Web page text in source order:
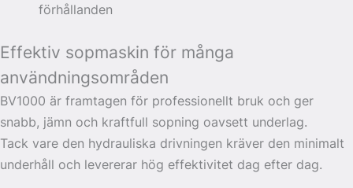
förhållanden
Effektiv sopmaskin för många
användningsområden
BV1000 är framtagen för professionellt bruk och ger
snabb, jämn och kraftfull sopning oavsett underlag.
Tack vare den hydrauliska drivningen kräver den minimalt
underhåll och levererar hög effektivitet dag efter dag.